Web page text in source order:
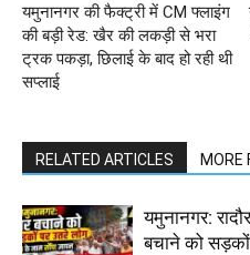
यमुनानगर की फैक्ट्री में CM फ्लाइंग
की बड़ी रेड: खैर की लकड़ी से भरा
ट्रक पकड़ा, छिलाई के बाद हो रही थी
सप्लाई
RELATED ARTICLES MORE
यमुनानगर:
बचाने को